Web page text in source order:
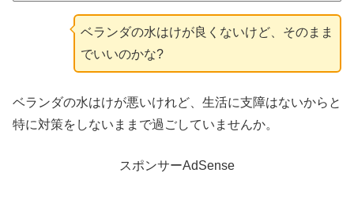
ベランダの水はけが良くないけど、そのまま
でいいのかな?
ベランダの水はけが悪いけれど、生活に支障はないからと
特に対策をしないままで過ごしていませんか。
スポンサーAdSense